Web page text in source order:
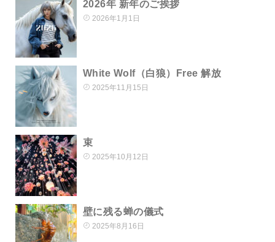
2026年 新年のご挨拶
2026年1月1日
White Wolf（白狼）Free 解放
2025年11月15日
束
2025年10月12日
壁に残る蝉の儀式
2025年8月16日